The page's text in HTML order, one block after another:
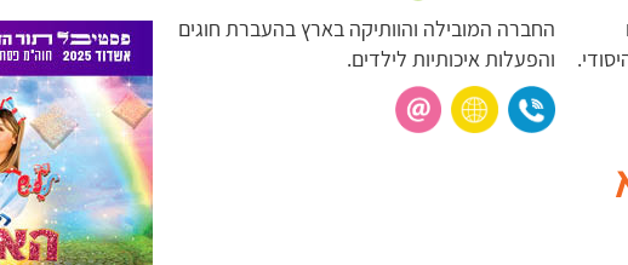
החברה המובילה והוותיקה בארץ בהעברת חוגים
והפעלות איכותיות לילדים.